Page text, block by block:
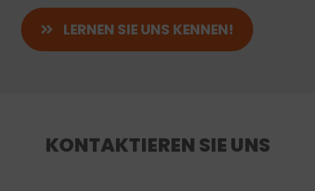
LERNEN SIE UNS KENNEN!
KONTAKTIEREN SIE UNS